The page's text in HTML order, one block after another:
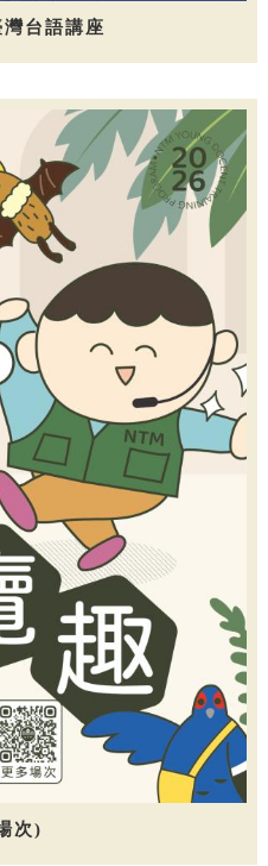
台語講座
次)